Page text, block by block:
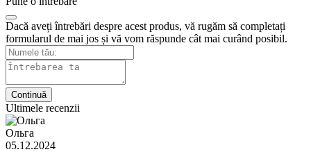
Dacă aveți întrebări despre acest produs, vă rugăm să completați
formularul de mai jos și vă vom răspunde cât mai curând posibil.
Continuă
Ultimele recenzii
Ольга
05.12.2024